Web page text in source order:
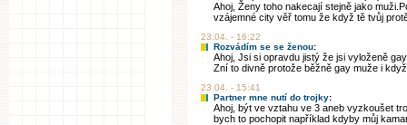
Ahoj, Ženy toho nakecají stejně jako
vzájemné city věř tomu že když tě tvůj
23.04. - 16:22
Rozvádím se se ženou:
Ahoj, Jsi si opravdu jistý že jsi vyloženě
Zní to divně protože běžně gay muže i
23.04. - 15:41
Partner mne nutí do trojky:
Ahoj, být ve vztahu ve 3 aneb vyzkoušet
bych to pochopit například kdyby můj